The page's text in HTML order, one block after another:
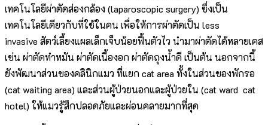
เทคโนโลยีผ่าตัดส่องกล้อง (laparoscopic surgery) ซึ่งเป็น
เทคโนโลยีเดียวกับที่ใช้ในคน เพื่อให้การผ่าตัดเป็น less
invasive สัตว์เลี้ยงแผลเล็กเจ็บน้อยฟื้นตัวไว นำมาผ่าตัดได้หลายเคส
เช่น ผ่าตัดทำหมัน ผ่าตัดเนื้องอก ผ่าตัดถุงน้ำดี เป็นต้น นอกจากนี้
ยังพัฒนาส่วนของคลินิกแมว ที่แยก cat area ทั้งในส่วนของพักรอ
(cat waiting area) และส่วนผู้ป่วยนอกและผู้ป่วยใน (cat ward cat
hotel) ให้แมวรู้สึกปลอดภัยและผ่อนคลายมากที่สุด